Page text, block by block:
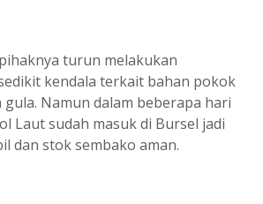
turun melakukan
kendala terkait bahan pokok
Namun dalam beberapa hari
Laut sudah masuk di Bursel jadi
dan stok sembako aman.